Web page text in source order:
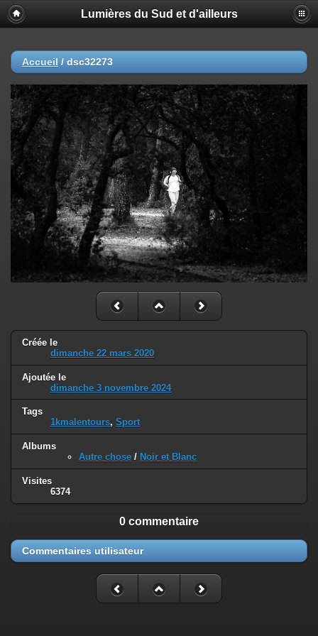
Lumières du Sud et d'ailleurs
Accueil / dsc32273
Créée le
dimanche 22 mars 2020
Ajoutée le
dimanche 3 novembre 2024
Tags
1kmalentours, Sport
Albums
Autre chose / Noir et Blanc
Visites
6374
0 commentaire
Commentaires utilisateur